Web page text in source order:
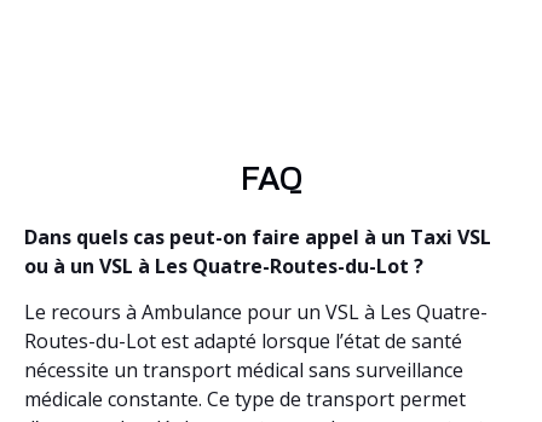
FAQ
Dans quels cas peut-on faire appel à un Taxi VSL
ou à un VSL à Les Quatre-Routes-du-Lot ?
Le recours à Ambulance pour un VSL à Les Quatre-
Routes-du-Lot est adapté lorsque l’état de santé
nécessite un transport médical sans surveillance
médicale constante. Ce type de transport permet